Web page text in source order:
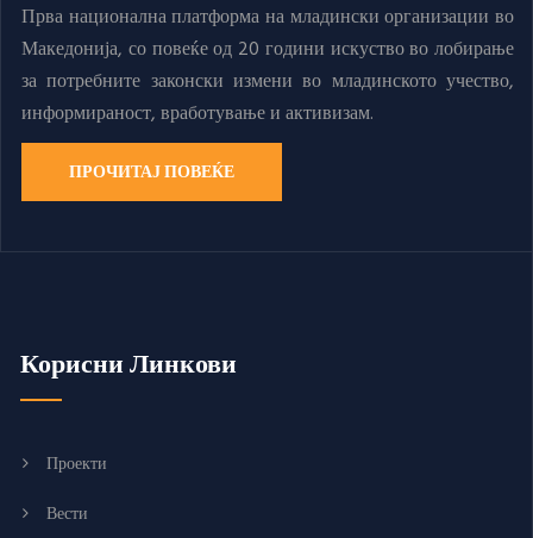
Прва национална платформа на младински организации во
Македонија, со повеќе од 20 години искуство во лобирање
за потребните законски измени во младинското учество,
информираност, вработување и активизам.
ПРОЧИТАЈ ПОВЕЌЕ
Корисни Линкови
Проекти
Вести